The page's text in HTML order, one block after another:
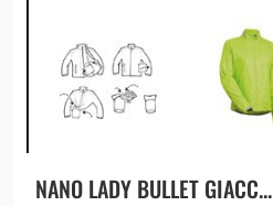
NANO LADY BULLET GIACC...